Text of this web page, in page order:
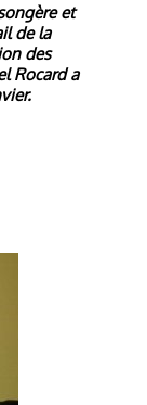
et
de la
des
Rocard a